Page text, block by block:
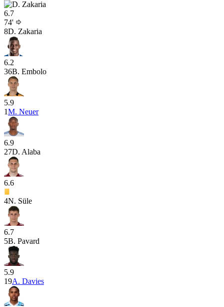
6.7
74'
8D. Zakaria
6.2
36B. Embolo
5.9
1M. Neuer
6.9
27D. Alaba
6.6
4N. Süle
6.7
5B. Pavard
5.9
19A. Davies